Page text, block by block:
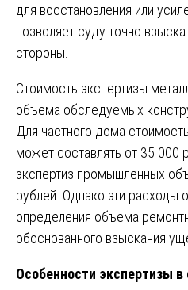
для восстановления или
позволяет суду точно
стороны.
Стоимость экспертизы
объема обследуемых
Для частного дома
может составлять от 35 000
экспертиз промышленных
рублей. Однако эти расходы
определения объема
обоснованного взыскания
Особенности экспертизы